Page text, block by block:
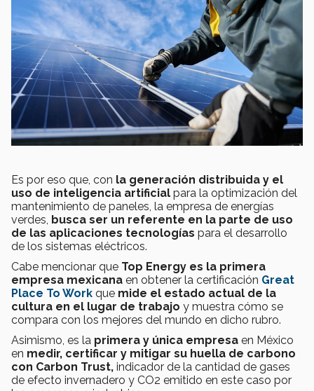
Es por eso que, con la generación distribuida y el
uso de inteligencia artificial para la optimización del
mantenimiento de paneles, la empresa de energías
verdes, busca ser un referente en la parte de uso
de las aplicaciones tecnologías para el desarrollo
de los sistemas eléctricos.
Cabe mencionar que Top Energy es la primera
empresa mexicana en obtener la certificación Great
Place To Work que mide el estado actual de la
cultura en el lugar de trabajo y muestra cómo se
compara con los mejores del mundo en dicho rubro.
Asimismo, es la primera y única empresa en México
en medir, certificar y mitigar su huella de carbono
con Carbon Trust, indicador de la cantidad de gases
de efecto invernadero y CO2 emitido en este caso por